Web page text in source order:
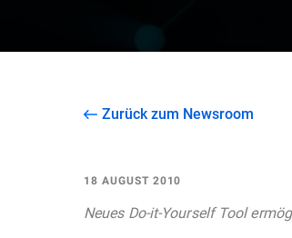
Zurück zum Newsroom
18 AUGUST 2010
Neues Do-it-Yourself Tool